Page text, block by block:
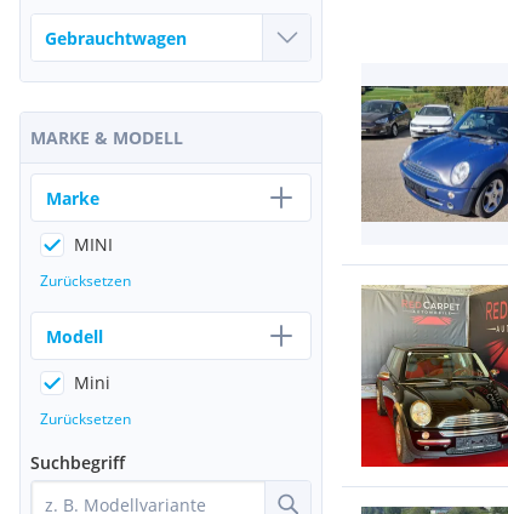
MARKE & MODELL
Marke
MINI
Zurücksetzen
Modell
Mini
Zurücksetzen
Suchbegriff